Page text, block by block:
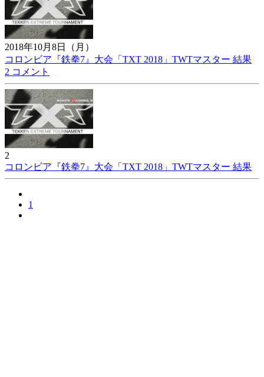
2018年10月8日（月）
コロンビア『鉄拳7』大会「TXT 2018」TWTマスター 結果
2 コメント
2
コロンビア『鉄拳7』大会「TXT 2018」TWTマスター 結果
1